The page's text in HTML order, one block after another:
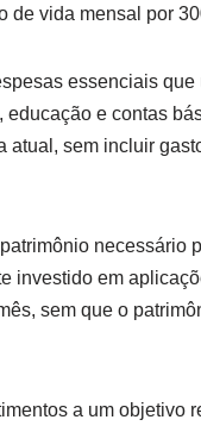
de vida mensal por
essenciais que
e contas
atual, sem incluir
necessário
investido em
sem que o
a um objetivo